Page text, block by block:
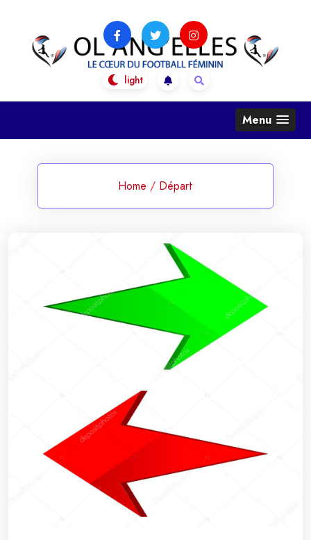
content
OL Ang'Elles
Le coeur du football féminin
Menu
Home / Départ